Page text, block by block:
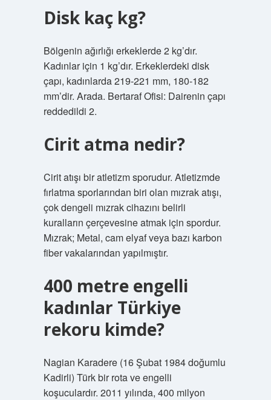
Disk kaç kg?
Bölgenin ağırlığı erkeklerde 2 kg’dır.
Kadınlar için 1 kg’dır. Erkeklerdeki disk
çapı, kadınlarda 219-221 mm, 180-182
mm’dir. Arada. Bertaraf Ofisi: Dairenin çapı
reddedildi 2.
Cirit atma nedir?
Cirit atışı bir atletizm sporudur. Atletizmde
fırlatma sporlarından biri olan mızrak atışı,
çok dengeli mızrak cihazını belirli
kuralların çerçevesine atmak için spordur.
Mızrak; Metal, cam elyaf veya bazı karbon
fiber vakalarından yapılmıştır.
400 metre engelli
kadınlar Türkiye
rekoru kimde?
Nagian Karadere (16 Şubat 1984 doğumlu
Kadirli) Türk bir rota ve engelli
koşuculardır. 2011 yılında, 400 milyon